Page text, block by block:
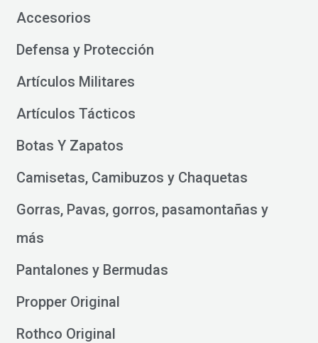
Accesorios
Defensa y Protección
Artículos Militares
Artículos Tácticos
Botas Y Zapatos
Camisetas, Camibuzos y Chaquetas
Gorras, Pavas, gorros, pasamontañas y
más
Pantalones y Bermudas
Propper Original
Rothco Original